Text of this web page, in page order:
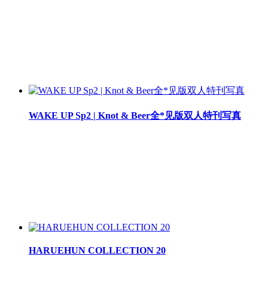
WAKE UP Sp2 | Knot & Beer全*见版双人特刊写真
HARUEHUN COLLECTION 20